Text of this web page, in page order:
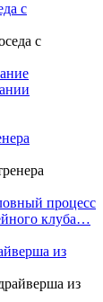
с
процесс
клуба…
из